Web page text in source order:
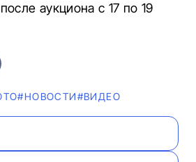
аукциона с 17 по 19
#НОВОСТИ#ВИДЕО